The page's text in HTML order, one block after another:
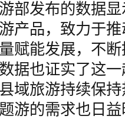
部发布的数据
产品，致力于
赋能发展，不
据也证实了这
域旅游持续保
游的需求也日